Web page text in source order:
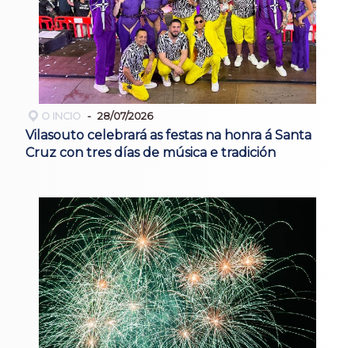
O INCIO 28/07/2026
Vilasouto celebrará as festas na honra á Santa
Cruz con tres días de música e tradición